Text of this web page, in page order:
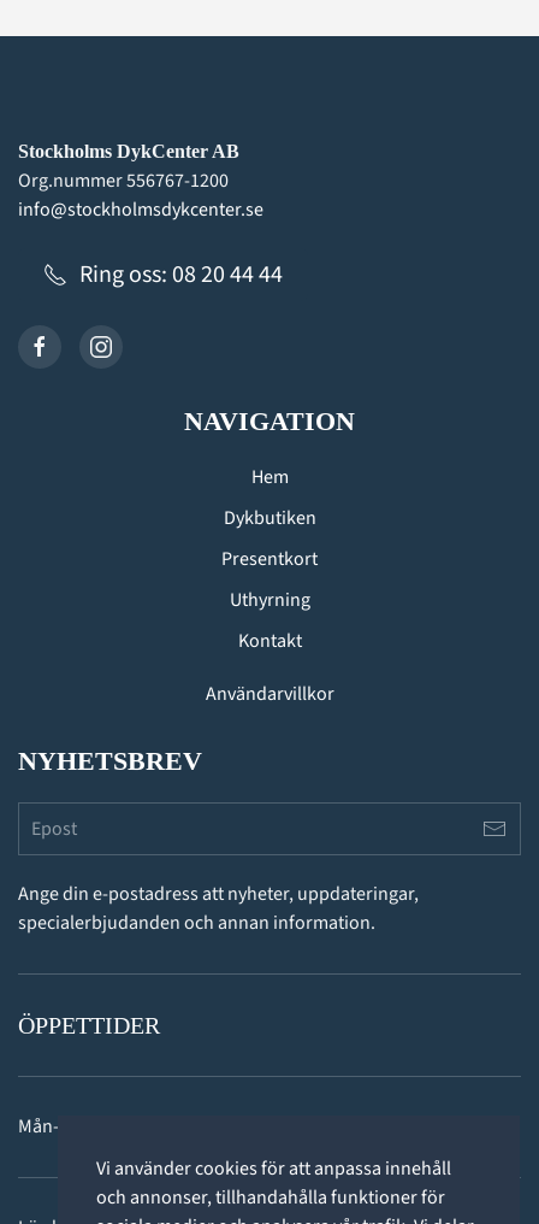
Vi använder cookies för att anpassa innehåll
och annonser, tillhandahålla funktioner för
Stockholms DykCenter AB
Org.nummer 556767-1200
info@stockholmsdykcenter.se
Ring oss: 08 20 44 44
NAVIGATION
Hem
Dykbutiken
Presentkort
Uthyrning
Kontakt
Användarvillkor
NYHETSBREV
Ange din e-postadress att nyheter, uppdateringar,
specialerbjudanden och annan information.
ÖPPETTIDER
Mån-fre: 11 - 18